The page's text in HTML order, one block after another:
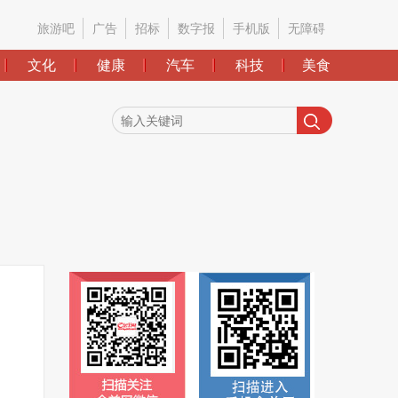
旅游吧 广告 招标 数字报 手机版 无障碍
文化 健康 汽车 科技 美食